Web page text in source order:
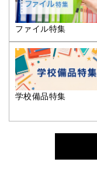
ファイル特集
学校備品特集